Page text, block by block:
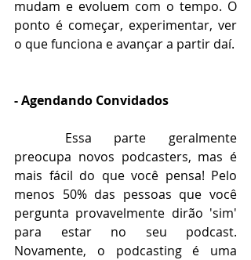
mudam e evoluem com o tempo. O
ponto é começar, experimentar, ver
- Agendando Convidados
Essa parte geralmente
preocupa novos podcasters, mas é
mais fácil do que você pensa! Pelo
menos 50% das pessoas que você
pergunta provavelmente dirão 'sim'
para estar no seu podcast.
Novamente, o podcasting é uma